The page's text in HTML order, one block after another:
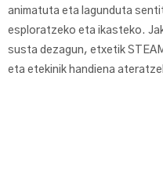
animatuta eta lagunduta
esploratzeko eta ikasteko.
susta dezagun, etxetik
eta etekinik handiena